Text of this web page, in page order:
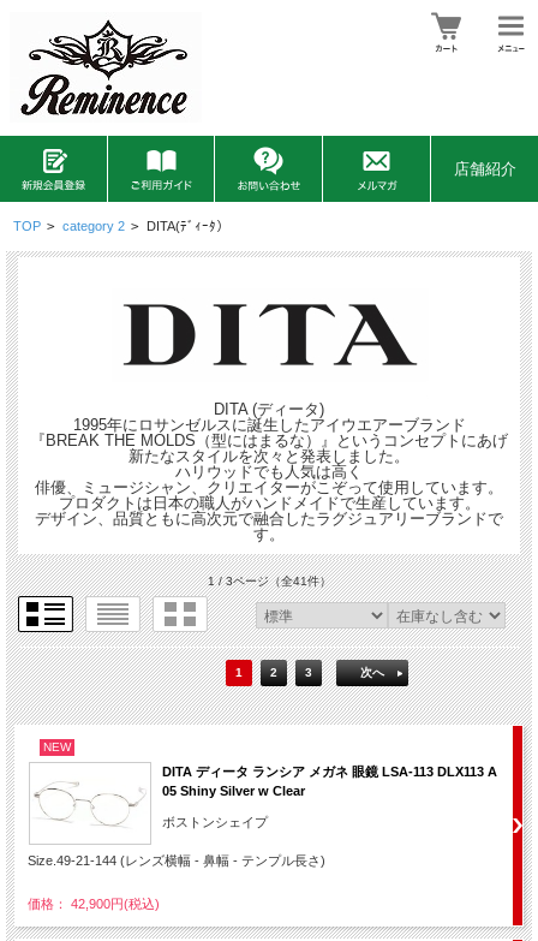
店舗紹介
TOP > category 2 > DITA(ﾃﾞｨｰﾀ）
DITA (ディータ)
1995年にロサンゼルスに誕生したアイウエアーブランド
『BREAK THE MOLDS（型にはまるな）』というコンセプトにあげ
新たなスタイルを次々と発表しました。
ハリウッドでも人気は高く
俳優、ミュージシャン、クリエイターがこぞって使用しています。
プロダクトは日本の職人がハンドメイドで生産しています。
デザイン、品質ともに高次元で融合したラグジュアリーブランドで
す。
1 / 3ページ（全41件）
1 2 3 次へ
NEW
DITA ディータ ランシア メガネ 眼鏡 LSA-113 DLX113 A
05 Shiny Silver w Clear
ボストンシェイプ
Size.49-21-144 (レンズ横幅 - 鼻幅 - テンプル長さ)
価格： 42,900円(税込)